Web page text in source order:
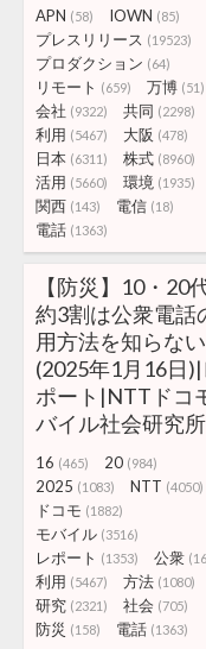
APN (58) IOWN (85)
プレスリリース (19523)
プロダクション (64)
リモート (659) 万博 (51)
会社 (9322) 共同 (2298)
利用 (5467) 大阪 (478)
日本 (6311) 株式 (8960)
活用 (5660) 環境 (1935)
関西 (143) 電信 (18)
電話 (1363)
【防災】10・20
約3割は公衆電話
用方法を知らない
(2025年1月16日)|
ポート|NTTドコ
バイル社会研究所
16 (465) 20 (984)
2025 (1083) NTT (4050)
ドコモ (1882)
モバイル (3516)
レポート (1353) 公衆
利用 (5467) 方法 (1080)
研究 (2321) 社会 (705)
防災 (158) 電話 (1363)